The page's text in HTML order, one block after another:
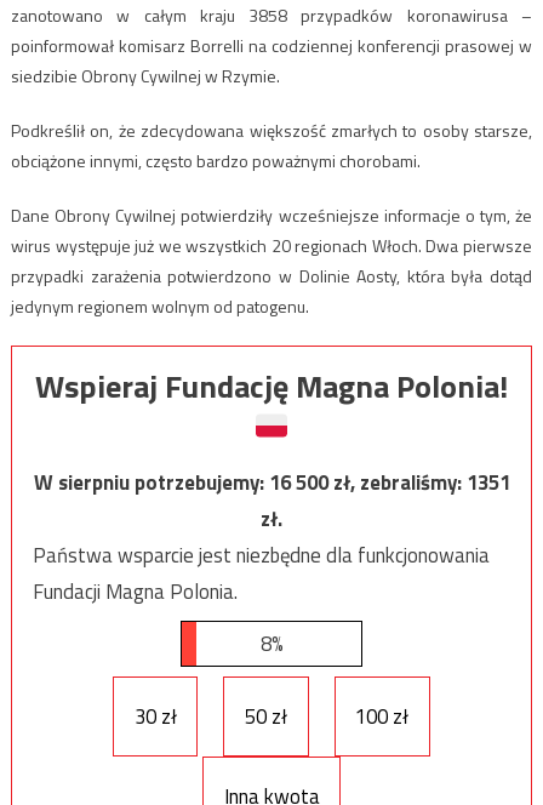
zanotowano w całym kraju 3858 przypadków koronawirusa –
poinformował komisarz Borrelli na codziennej konferencji prasowej w
siedzibie Obrony Cywilnej w Rzymie.
Podkreślił on, że zdecydowana większość zmarłych to osoby starsze,
obciążone innymi, często bardzo poważnymi chorobami.
Dane Obrony Cywilnej potwierdziły wcześniejsze informacje o tym, że
wirus występuje już we wszystkich 20 regionach Włoch. Dwa pierwsze
przypadki zarażenia potwierdzono w Dolinie Aosty, która była dotąd
jedynym regionem wolnym od patogenu.
Wspieraj Fundację Magna Polonia!
W sierpniu potrzebujemy:16 500zł, zebraliśmy:1351
zł.
Państwa wsparcie jest niezbędne dla funkcjonowania
Fundacji Magna Polonia.
8%
30 zł 50 zł 100 zł
Inna kwota